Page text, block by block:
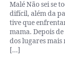
Malé Não sei se
difícil, além da
tive que
mama. Depois
dos lugares mais
[…]